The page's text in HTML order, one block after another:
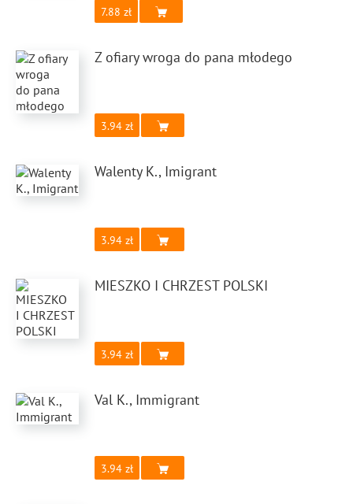
7.88
Z ofiary wroga do pana młodego
3.94
Walenty K., Imigrant
3.94
MIESZKO I CHRZEST POLSKI
3.94
Val K., Immigrant
3.94